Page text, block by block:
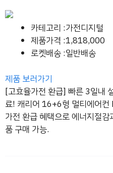
카테고리 :가전디지털
제품가격 :1,818,000
로켓배송 :일반배송
제품 보러가기
[고효율가전 환급] 빠른 3일내
료! 캐리어 16+6형 멀티에어
가전 환급 혜택으로 에너지절
품 구매 가능.